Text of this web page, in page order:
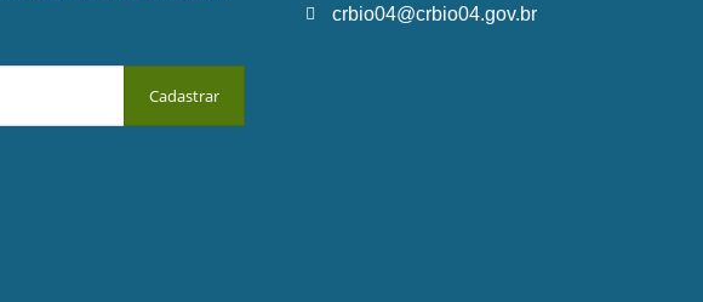
crbio04@crbio04.gov.br